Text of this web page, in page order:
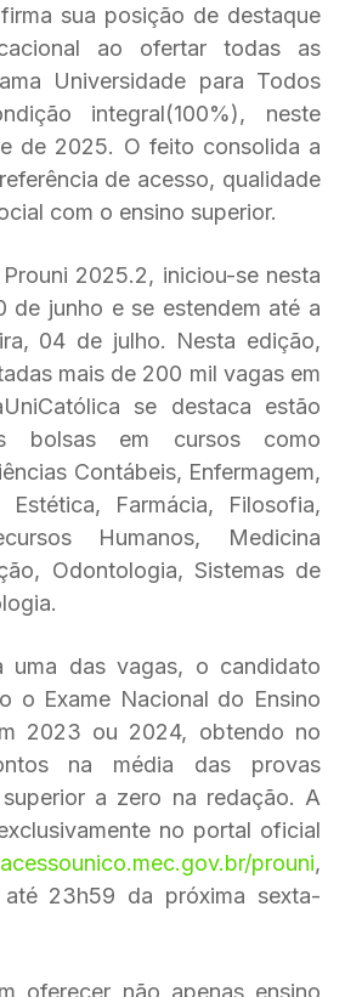
sua posição de destaque
ao ofertar todas as
Universidade para Todos
integral(100%), neste
de 2025. O feito consolida a
de acesso, qualidade
com o ensino superior.
2025.2, iniciou-se nesta
de junho e se estendem até a
04 de julho. Nesta edição,
mais de 200 mil vagas em
se destaca estão
bolsas em cursos como
Contábeis, Enfermagem,
Estética, Farmácia, Filosofia,
Humanos, Medicina
Odontologia, Sistemas de
uma das vagas, o candidato
o Exame Nacional do Ensino
2023 ou 2024, obtendo no
na média das provas
a zero na redação. A
no portal oficial
acessounico.mec.gov.br/prouni,
23h59 da próxima sexta-
oferecer não apenas ensino